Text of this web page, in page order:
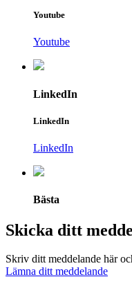
Youtube
Youtube
LinkedIn
LinkedIn
LinkedIn
Bästa
Skicka ditt
Skriv ditt meddelande här
Lämna ditt meddelande